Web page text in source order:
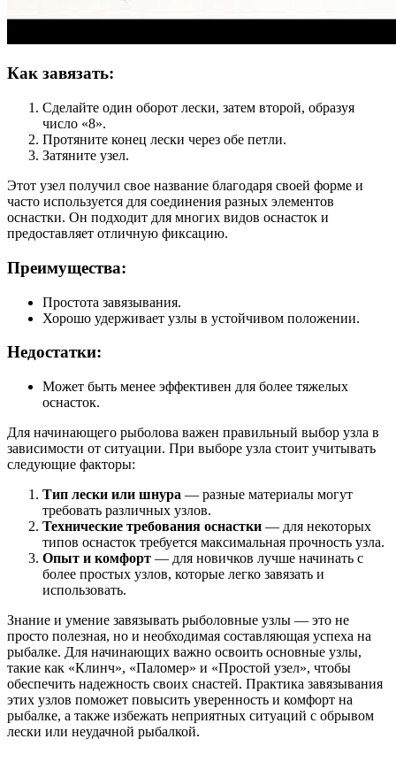
Как завязать:
Сделайте один оборот лески, затем второй, образуя
число «8».
Протяните конец лески через обе петли.
Затяните узел.
Этот узел получил свое название благодаря своей форме и
часто используется для соединения разных элементов
оснастки. Он подходит для многих видов оснасток и
предоставляет отличную фиксацию.
Преимущества:
Простота завязывания.
Хорошо удерживает узлы в устойчивом положении.
Недостатки:
Может быть менее эффективен для более тяжелых
оснасток.
Для начинающего рыболова важен правильный выбор узла в
зависимости от ситуации. При выборе узла стоит учитывать
следующие факторы:
Тип лески или шнура — разные материалы могут
требовать различных узлов.
Технические требования оснастки — для некоторых
типов оснасток требуется максимальная прочность узла.
Опыт и комфорт — для новичков лучше начинать с
более простых узлов, которые легко завязать и
использовать.
Знание и умение завязывать рыболовные узлы — это не
просто полезная, но и необходимая составляющая успеха на
рыбалке. Для начинающих важно освоить основные узлы,
такие как «Клинч», «Паломер» и «Простой узел», чтобы
обеспечить надежность своих снастей. Практика завязывания
этих узлов поможет повысить уверенность и комфорт на
рыбалке, а также избежать неприятных ситуаций с обрывом
лески или неудачной рыбалкой.